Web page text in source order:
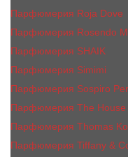
Парфюмерия Roja Dove
Парфюмерия Rosendo
Парфюмерия SHAIK
Парфюмерия Simimi
Парфюмерия Sospiro
Парфюмерия The House
Парфюмерия Thomas
Парфюмерия Tiffany &